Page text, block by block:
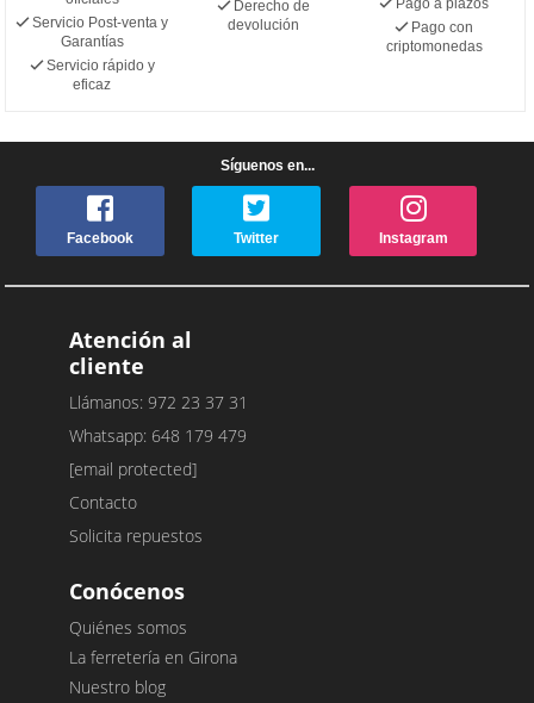
Servicio Post-venta y
Garantías
Servicio rápido y
eficaz
Derecho de
devolución
Pago con
criptomonedas
Síguenos en...
Facebook Twitter Instagram
Atención al
cliente
Llámanos: 972 23 37 31
Whatsapp: 648 179 479
[email protected]
Contacto
Solicita repuestos
Conócenos
Quiénes somos
La ferretería en Girona
Nuestro blog